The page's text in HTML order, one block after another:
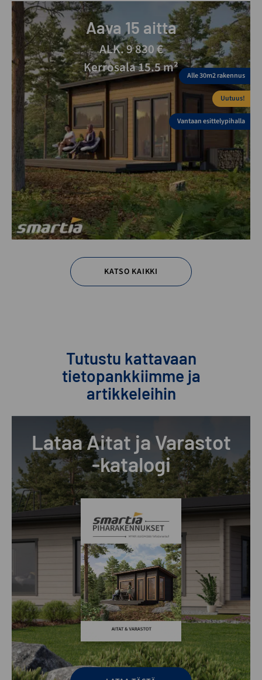
Aava 15 aitta
ALK. 9 830 €
Kerrosala 15.5 m²
Alle 30m2 rakennus
Uutuus!
Vantaan esittelypihalla
KATSO KAIKKI
Tutustu kattavaan
tietopankkiimme ja
artikkeleihin
Lataa Aitat ja Varastot
-katalogi